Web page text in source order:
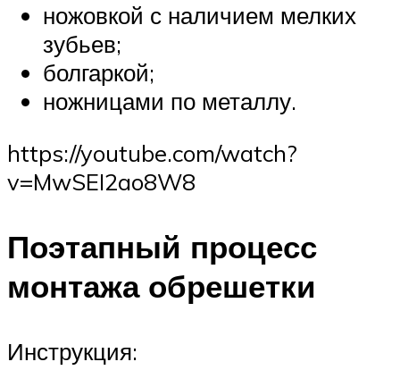
ножовкой с наличием мелких
зубьев;
болгаркой;
ножницами по металлу.
https://youtube.com/watch?
v=MwSEI2ao8W8
Поэтапный процесс
монтажа обрешетки
Инструкция: